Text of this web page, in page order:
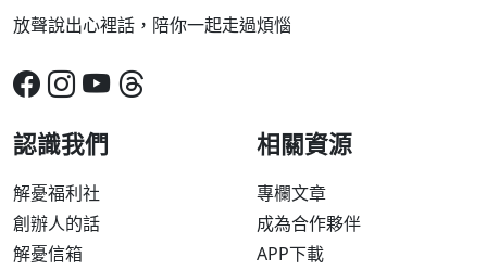
放聲說出心裡話，陪你一起走過煩惱
認識我們
解憂福利社
創辦人的話
解憂信箱
相關資源
專欄文章
成為合作夥伴
APP下載